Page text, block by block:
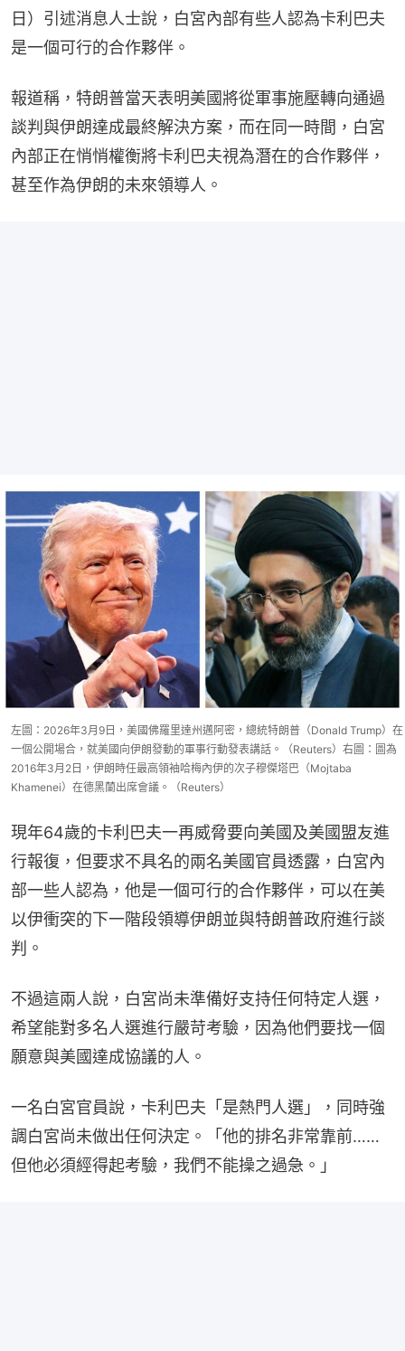
日）引述消息人士說，白宮內部有些人認為卡利巴夫
是一個可行的合作夥伴。
報道稱，特朗普當天表明美國將從軍事施壓轉向通過
談判與伊朗達成最終解決方案，而在同一時間，白宮
內部正在悄悄權衡將卡利巴夫視為潛在的合作夥伴，
甚至作為伊朗的未來領導人。
左圖：2026年3月9日，美國佛羅里達州邁阿密，總統特朗普（Donald Trump）在
一個公開場合，就美國向伊朗發動的軍事行動發表講話。（Reuters）右圖：圖為
2016年3月2日，伊朗時任最高領袖哈梅內伊的次子穆傑塔巴（Mojtaba
Khamenei）在德黑蘭出席會議。（Reuters）
現年64歲的卡利巴夫一再威脅要向美國及美國盟友進
行報復，但要求不具名的兩名美國官員透露，白宮內
部一些人認為，他是一個可行的合作夥伴，可以在美
以伊衝突的下一階段領導伊朗並與特朗普政府進行談
判。
不過這兩人說，白宮尚未準備好支持任何特定人選，
希望能對多名人選進行嚴苛考驗，因為他們要找一個
願意與美國達成協議的人。
一名白宮官員說，卡利巴夫「是熱門人選」，同時強
調白宮尚未做出任何決定。「他的排名非常靠前……
但他必須經得起考驗，我們不能操之過急。」